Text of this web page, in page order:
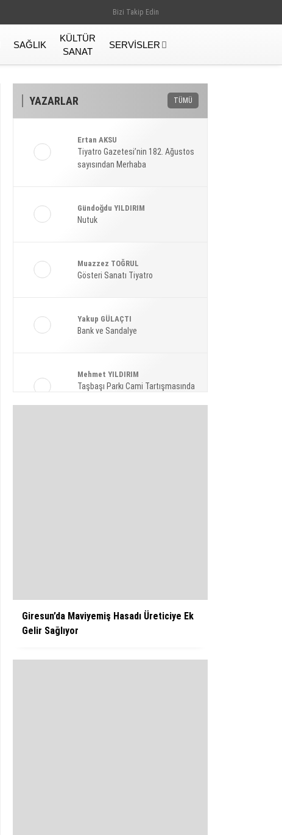
Ekonomi
Bizi Takip Edin
SAĞLIK
KÜLTÜR
SANAT
SERVISLER
YAZARLAR TÜMÜ
Ertan AKSU
Tiyatro Gazetesi’nin 182. Ağustos
sayısından Merhaba
Gündoğdu YILDIRIM
Nutuk
Muazzez TOĞRUL
Gösteri Sanatı Tiyatro
Yakup GÜLAÇTI
Bank ve Sandalye
Mehmet YILDIRIM
Taşbaşı Parkı Cami Tartışmasında
Giresun’da Maviyemiş Hasadı Üreticiye Ek
Gelir Sağlıyor